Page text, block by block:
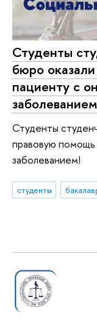
Студенты
бюро
пациенту с
Студенты
правовую помощь
заболеванием!
студенты